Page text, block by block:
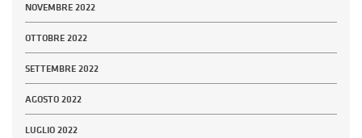
NOVEMBRE 2022
OTTOBRE 2022
SETTEMBRE 2022
AGOSTO 2022
LUGLIO 2022